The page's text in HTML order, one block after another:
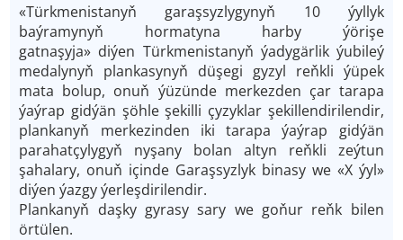
«Türkmenistanyň garaşsyzlygynyň 10 ýyllyk
baýramynyň hormatyna harby ýörişe
gatnaşyja» diýen Türkmenistanyň ýadygärlik ýubileý
medalynyň plankasynyň düşegi gyzyl reňkli ýüpek
mata bolup, onuň ýüzünde merkezden çar tarapa
ýaýrap gidýän şöhle şekilli çyzyklar şekillendirilendir,
plankanyň merkezinden iki tarapa ýaýrap gidýän
parahatçylygyň nyşany bolan altyn reňkli zeýtun
şahalary, onuň içinde Garaşsyzlyk binasy we «X ýyl»
diýen ýazgy ýerleşdirilendir.
Plankanyň daşky gyrasy sary we goňur reňk bilen
örtülen.